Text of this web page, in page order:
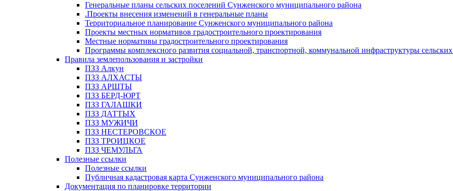
Генеральные планы сельских поселений Сунженского муниципального района
.Проекты внесения изменений в генеральные планы
Территориальное планирование Сунженского муниципального района
Проекты местных нормативов градостроительного проектирования
Местные нормативы градостроительного проектирования
Программы комплексного развития социальной, транспортной, коммунальной инфраструктуры
Правила землепользования и застройки
ПЗЗ Алкун
ПЗЗ АЛХАСТЫ
ПЗЗ АРШТЫ
ПЗЗ БЕРД-ЮРТ
ПЗЗ ГАЛАШКИ
ПЗЗ ДАТТЫХ
ПЗЗ МУЖИЧИ
ПЗЗ НЕСТЕРОВСКОЕ
ПЗЗ ТРОИЦКОЕ
ПЗЗ ЧЕМУЛЬГА
Полезные ссылки
Полезные ссылки
Публичная кадастровая карта Сунженского муниципального района
Документация по планировке территории